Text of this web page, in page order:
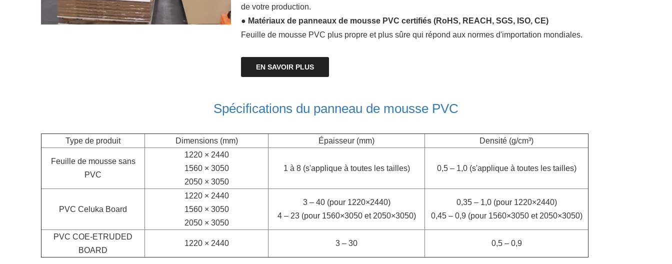
de votre production.
● Matériaux de panneaux de mousse PVC certifiés (RoHS, REACH, SGS, ISO, CE)
Feuille de mousse PVC plus propre et plus sûre qui répond aux normes d'importation mondiales.
EN SAVOIR PLUS
Spécifications du panneau de mousse PVC
Type de produit Dimensions (mm) Épaisseur (mm) Densité (g/cm³)
Feuille de mousse sans
PVC
1220 × 2440
1560 × 3050
2050 × 3050
1 à 8 (s'applique à toutes les tailles) 0,5 – 1,0 (s'applique à toutes les tailles)
PVC Celuka Board
1220 × 2440
1560 × 3050
2050 × 3050
3 – 40 (pour 1220×2440)
4 – 23 (pour 1560×3050 et 2050×3050)
0,35 – 1,0 (pour 1220×2440)
0,45 – 0,9 (pour 1560×3050 et 2050×3050)
PVC COE-ETRUDED
BOARD
1220 × 2440 3 – 30 0,5 – 0,9